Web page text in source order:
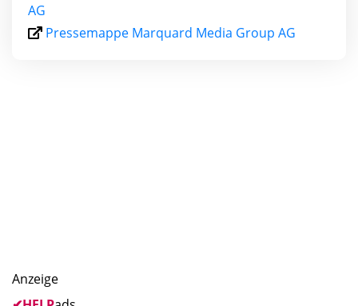
AG
Pressemappe Marquard Media Group AG
Anzeige